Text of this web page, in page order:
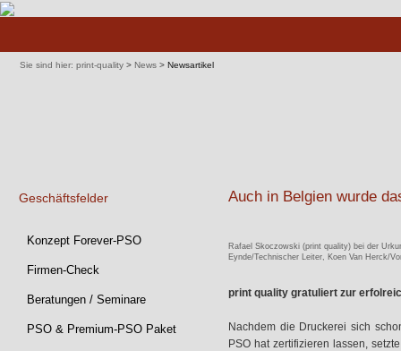
Sie sind hier: print-quality > News > Newsartikel
Auch in Belgien wurde
Rafael Skoczowski (print quality) bei der
Eynde/Technischer Leiter, Koen Van Herck/
print quality gratuliert zur
Nachdem die Druckerei sich
PSO hat zertifizieren lassen,
Geschäftsfelder
Navigation
überspringen
Konzept Forever-PSO
Firmen-Check
Beratungen / Seminare
PSO & Premium-PSO Paket